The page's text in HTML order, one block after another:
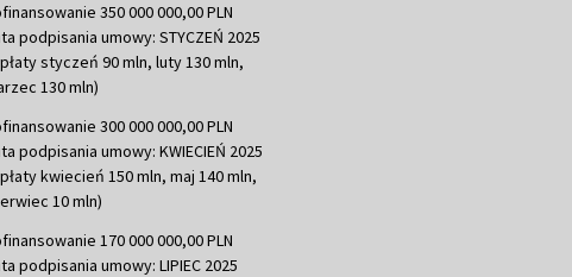
350 000 000,00 PLN
podpisania umowy: STYCZEŃ 2025
styczeń 90 mln, luty 130 mln,
130 mln)
300 000 000,00 PLN
podpisania umowy: KWIECIEŃ 2025
kwiecień 150 mln, maj 140 mln,
10 mln)
170 000 000,00 PLN
podpisania umowy: LIPIEC 2025